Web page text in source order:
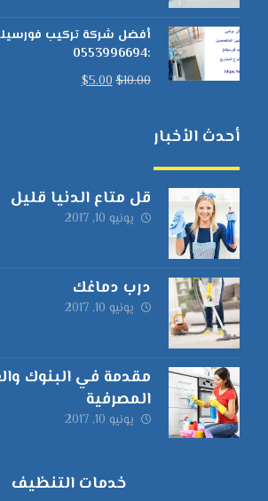
أفضل شركة تركيب
:0553996694
$10.00
$5.00
أحدث الأخبار
قل متاع الدنيا قليل
يونيو 10, 2017
درب دماغك
يونيو 10, 2017
مقدمة في البنوك
المصرفية
يونيو 10, 2017
خدمات التنظيف